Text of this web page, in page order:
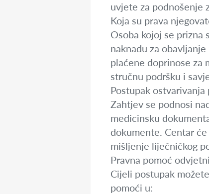
uvjete za podnošenje
Koja su prava
Osoba kojoj se prizna
naknadu za
plaćene doprinose za
stručnu podršku i
Postupak ostvarivanja
Zahtjev se podnosi
medicinsku
dokumente. Centar
mišljenje liječničkog
Pravna pomoć
Cijeli postupak
pomoći u: